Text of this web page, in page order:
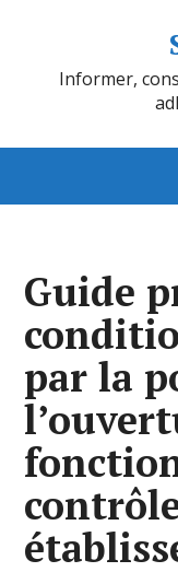
Informer,
Guide
par la